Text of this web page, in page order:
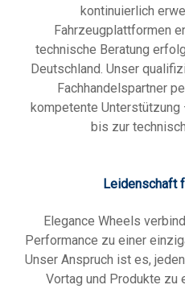
kontinuierlich
Fahrzeugplattformen
technische Beratung
Deutschland. Unser
Fachhandelspartner
kompetente
bis zur
Leidenschaft
Elegance Wheels
Performance zu einer
Unser Anspruch ist es,
Vortag und Produkte zu